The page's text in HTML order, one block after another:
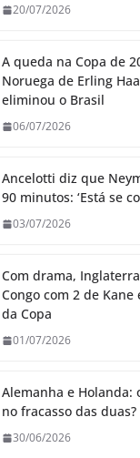
20/07/2026
A queda na Copa de
Noruega de Erling
eliminou o Brasil
06/07/2026
Ancelotti diz que
90 minutos: ‘Está se
03/07/2026
Com drama,
Congo com 2 de Kane
da Copa
01/07/2026
Alemanha e Holanda:
no fracasso das duas?
30/06/2026